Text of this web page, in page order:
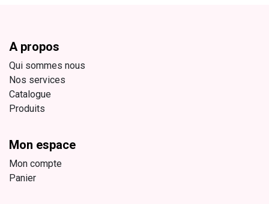
A propos
Qui sommes nous
Nos services
Catalogue
Produits
Mon espace
Mon compte
Panier